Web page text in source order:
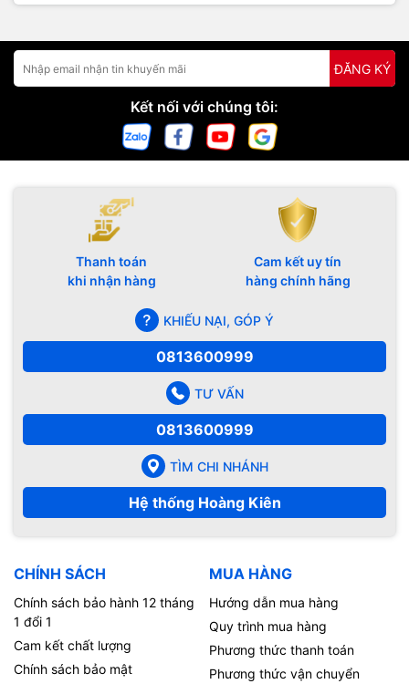
ĐĂNG KÝ
Kết nối với chúng tôi:
Thanh toán
khi nhận hàng
Cam kết uy tín
hàng chính hãng
KHIẾU NẠI, GÓP Ý
0813600999
TƯ VẤN
0813600999
TÌM CHI NHÁNH
Hệ thống Hoàng Kiên
CHÍNH SÁCH
Chính sách bảo hành 12 tháng
1 đổi 1
Cam kết chất lượng
Chính sách bảo mật
MUA HÀNG
Hướng dẫn mua hàng
Quy trình mua hàng
Phương thức thanh toán
Phương thức vận chuyển